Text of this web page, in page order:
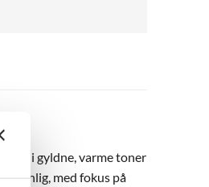
i gyldne, varme toner
med fokus på